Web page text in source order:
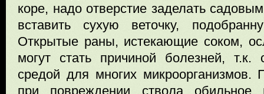
коре, надо отверстие заделать
вставить сухую веточку,
Открытые раны, истекающие соком,
могут стать причиной болезней, т.к.
средой для многих микроорганизмов.
при повреждении ствола